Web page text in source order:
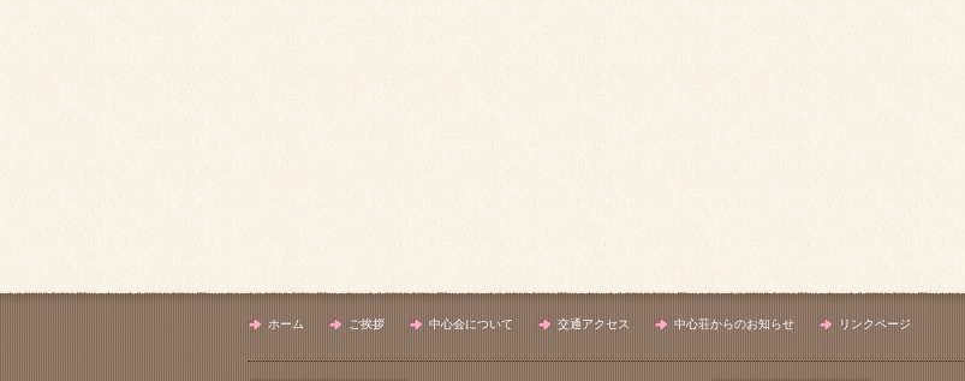
ホーム ご挨拶 中心会について 交通アクセス 中心荘からのお知らせ リンクページ